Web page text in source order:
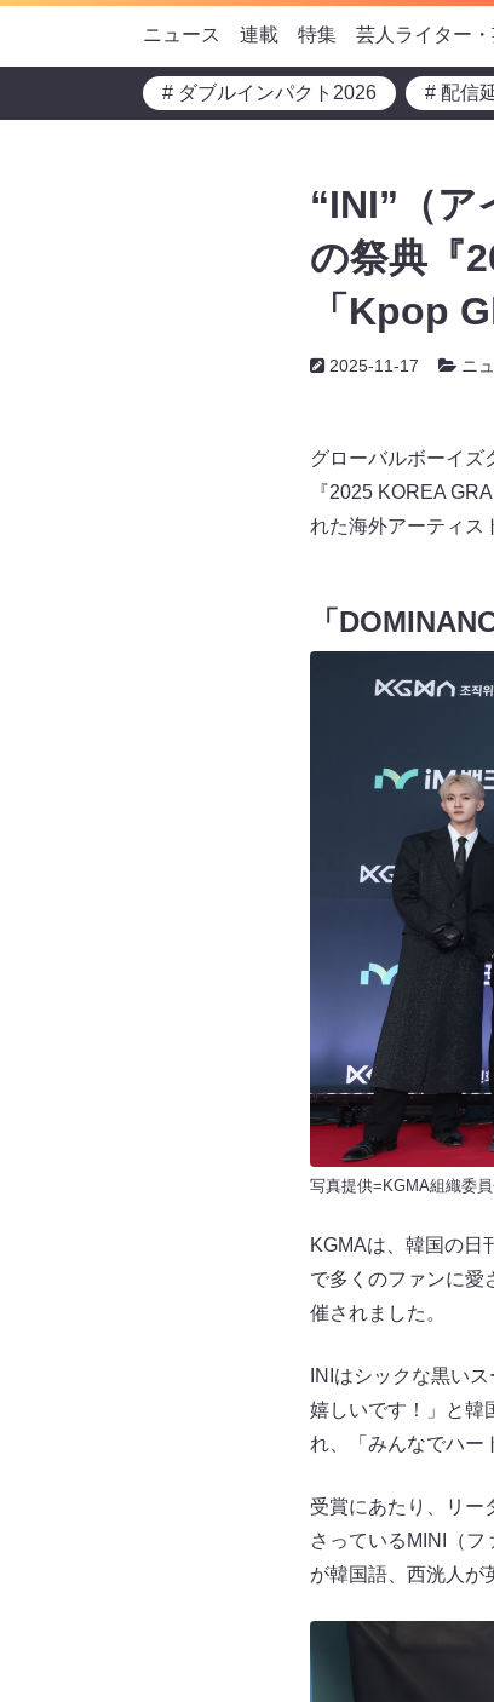
ニュース 連載 特集 芸人ライター
# ダブルインパクト2026 # 配信
“INI”（
の祭典『
「Kpop
2025-11-17 ニ
グローバルボーイズ
『2025 KOREA
れた海外アーティス
「
写真提供=KGMA組織委
KGMAは、韓国の日
で多くのファンに愛
催されました。
INIはシックな黒い
嬉しいです！」と韓
れ、「みんなでハー
受賞にあたり、リー
さっているMINI（
が韓国語、西洸人が